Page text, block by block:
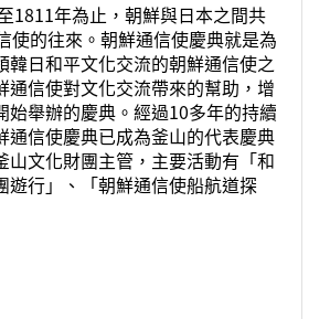
1811年為止，朝鮮與日本之間共
使的往來。朝鮮通信使慶典就是為
韓日和平文化交流的朝鮮通信使之
通信使對文化交流帶來的幫助，增
始舉辦的慶典。經過10多年的持續
通信使慶典已成為釜山的代表慶典
山文化財團主管，主要活動有「和
遊行」、「朝鮮通信使船航道探